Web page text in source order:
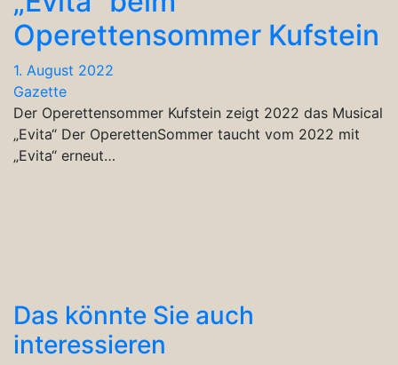
Operettensommer Kufstein
1. August 2022
Gazette
Der Operettensommer Kufstein zeigt 2022 das Musical
„Evita“ Der OperettenSommer taucht vom 2022 mit
„Evita“ erneut…
Das könnte Sie auch
interessieren